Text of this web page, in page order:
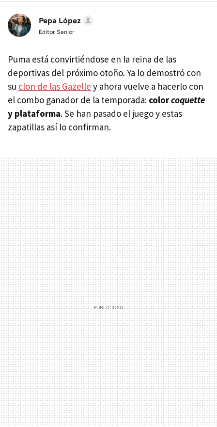
Pepa López
Editor Senior
Puma está convirtiéndose en la reina de las
deportivas del próximo otoño. Ya lo demostró con
su clon de las Gazelle y ahora vuelve a hacerlo con
el combo ganador de la temporada: colorcoquette
y plataforma. Se han pasado el juego y estas
zapatillas así lo confirman.